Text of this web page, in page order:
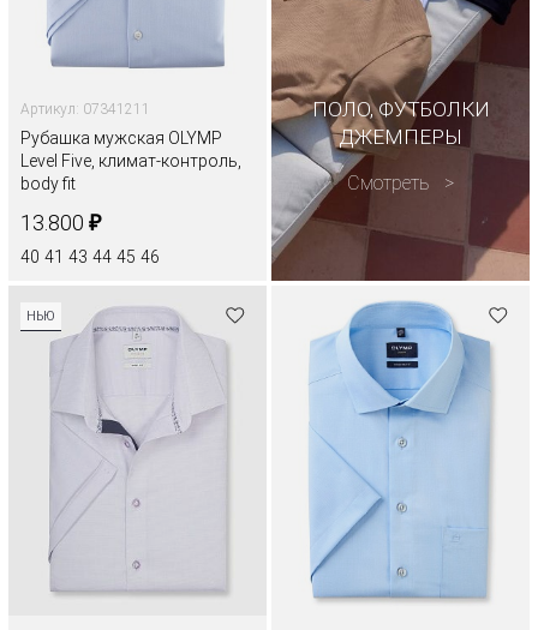
Артикул: 07341211
Рубашка мужская OLYMP
Level Five, климат-контроль,
body fit
13.800 ₽
40 41 43 44 45 46
ПОЛО, ФУТБОЛКИ
ДЖЕМПЕРЫ
Смотреть
НЬЮ